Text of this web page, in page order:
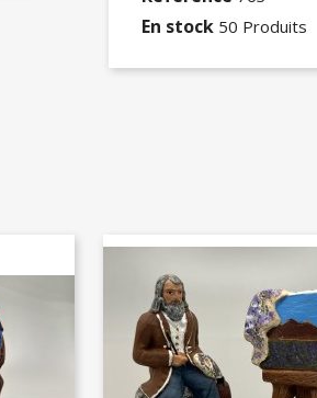
En stock 50 Produits